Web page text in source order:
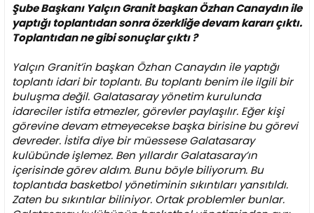
Şube Başkanı Yalçın Granit başkan Özhan Canaydın ile
yaptığı toplantıdan sonra özerkliğe devam kararı çıktı.
Toplantıdan ne gibi sonuçlar çıktı ?
Yalçın Granit’in başkan Özhan Canaydın ile yaptığı
toplantı idari bir toplantı. Bu toplantı benim ile ilgili bir
buluşma değil. Galatasaray yönetim kurulunda
idareciler istifa etmezler, görevler paylaşılır. Eğer kişi
görevine devam etmeyecekse başka birisine bu görevi
devreder. İstifa diye bir müessese Galatasaray
kulübünde işlemez. Ben yıllardır Galatasaray’ın
içerisinde görev aldım. Bunu böyle biliyorum. Bu
toplantıda basketbol yönetiminin sıkıntıları yansıtıldı.
Zaten bu sıkıntılar biliniyor. Ortak problemler bunlar.